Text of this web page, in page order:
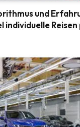
und
individuelle